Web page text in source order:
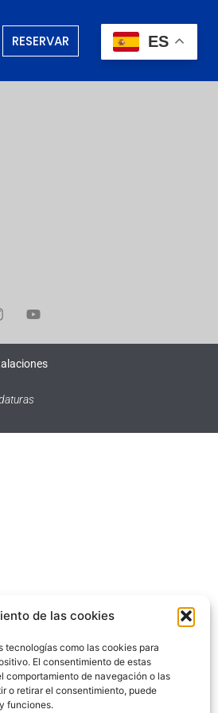
de las cookies
tecnologías como las cookies para
El consentimiento de estas
comportamiento de navegación o las
o retirar el consentimiento, puede
funciones.
RESERVAR ES